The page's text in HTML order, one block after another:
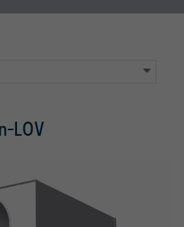
LOV